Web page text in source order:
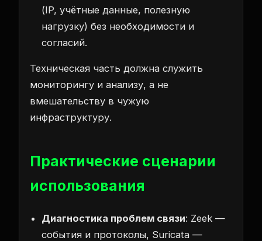
(IP, учётные данные, полезную
нагрузку) без необходимости и
согласий.
Техническая часть должна служить
мониторингу и анализу, а не
вмешательству в чужую
инфраструктуру.
Практические сценарии
использования
Диагностика проблем связи: Zeek —
события и протоколы, Suricata —